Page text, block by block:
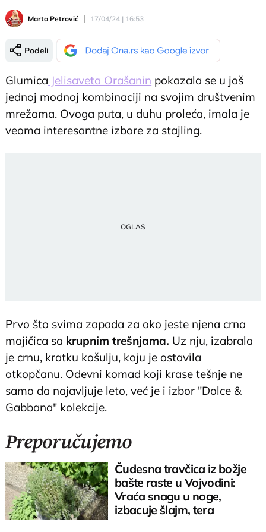
Marta Petrović 17/04/24 | 16:53
Podeli
Glumica Jelisaveta Orašanin pokazala se u još
jednoj modnoj kombinaciji na svojim društvenim
mrežama. Ovoga puta, u duhu proleća, imala je
veoma interesantne izbore za stajling.
Prvo što svima zapada za oko jeste njena crna
majičica sa krupnim trešnjama. Uz nju, izabrala
je crnu, kratku košulju, koju je ostavila
otkopčanu. Odevni komad koji krase tešnje ne
samo da najavljuje leto, već je i izbor "Dolce &
Gabbana" kolekcije.
Preporučujemo
Čudesna travčica iz božje
bašte raste u Vojvodini:
Vraća snagu u noge,
izbacuje šlajm, tera